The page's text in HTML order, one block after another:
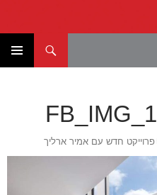
פרוייקט חדש עם אמיר ארליך